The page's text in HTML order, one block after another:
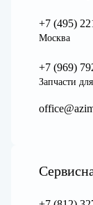
+7 (495)
Москва
+7 (969)
Запчасти